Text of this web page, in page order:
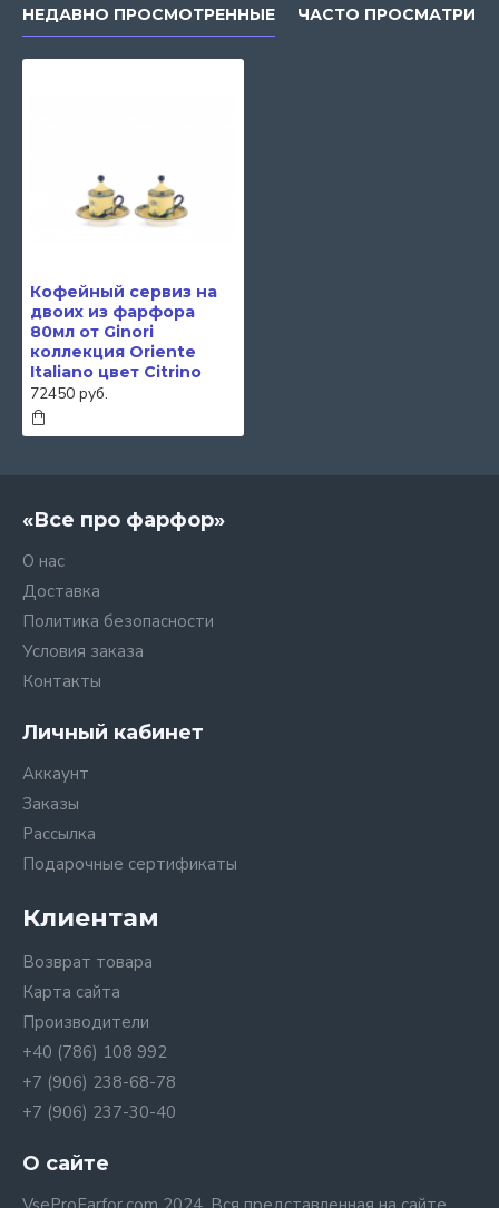
НЕДАВНО ПРОСМОТРЕННЫЕ ЧАСТО
Кофейный сервиз на
двоих из фарфора
80мл от Ginori
коллекция Oriente
Italiano цвет Citrino
72450 руб.
«Все про фарфор»
О нас
Доставка
Политика безопасности
Условия заказа
Контакты
Личный кабинет
Аккаунт
Заказы
Рассылка
Подарочные сертификаты
Клиентам
Возврат товара
Карта сайта
Производители
+40 (786) 108 992
+7 (906) 238-68-78
+7 (906) 237-30-40
О сайте